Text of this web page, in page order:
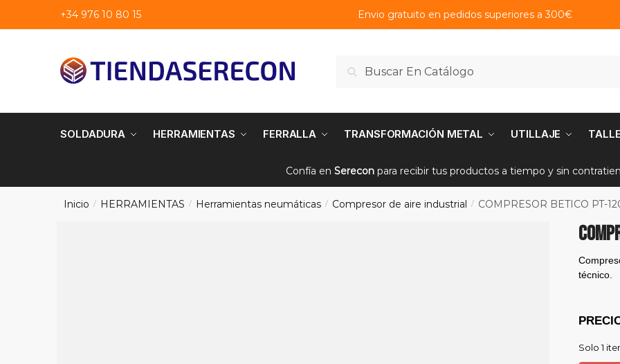
a
navegación
al
contenido
+34 976 10 80 15 Envio gratuito en pedidos superiores a 300€
Buscar
Buscar
SOLDADURA HERRAMIENTAS FERRALLA TRANSFORMACIÓN METAL UTILLAJE
Confía en Sereconpara recibir tus productos a tiempo y sin
Inicio / HERRAMIENTAS / Herramientas neumáticas / Compresor de aire industrial / COMPRESOR BETICO PT-
técnico.
Solo 1